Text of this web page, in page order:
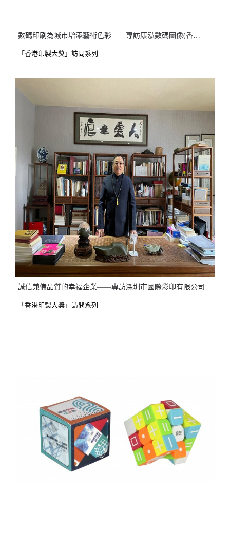
數碼印刷為城市增添藝術色彩——專訪康泓數碼圖像(香港)有限公司 COCOON PLUS (ASIA) Ltd.
「香港印製大獎」訪問系列
誠信兼備品質的幸福企業——專訪深圳市國際彩印有限公司
「香港印製大獎」訪問系列